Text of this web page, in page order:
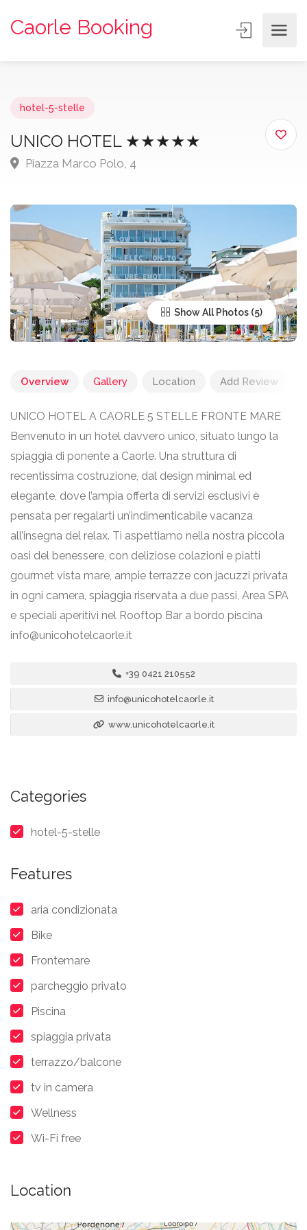
Caorle Booking
hotel-5-stelle
UNICO HOTEL ★★★★★
Piazza Marco Polo, 4
Show All Photos
Overview Gallery Location Add Review
UNICO HOTEL A CAORLE 5 STELLE FRONTE MARE
Benvenuto in un hotel davvero unico, situato lungo la
spiaggia di ponente a Caorle. Una struttura di
recentissima costruzione, dal design minimal ed
elegante, dove l’ampia offerta di servizi esclusivi è
pensata per regalarti un’indimenticabile vacanza
all’insegna del relax. Ti aspettiamo nella nostra piccola
oasi del benessere, con deliziose colazioni e piatti
gourmet vista mare, ampie terrazze con jacuzzi privata
in ogni camera, spiaggia riservata a due passi, Area SPA
e speciali aperitivi nel Rooftop Bar a bordo piscina
info@unicohotelcaorle.it
+39 0421 210552
info@unicohotelcaorle.it
www.unicohotelcaorle.it
Categories
hotel-5-stelle
Features
aria condizionata
Bike
Frontemare
parcheggio privato
Piscina
spiaggia privata
terrazzo/balcone
tv in camera
Wellness
Wi-Fi free
Location